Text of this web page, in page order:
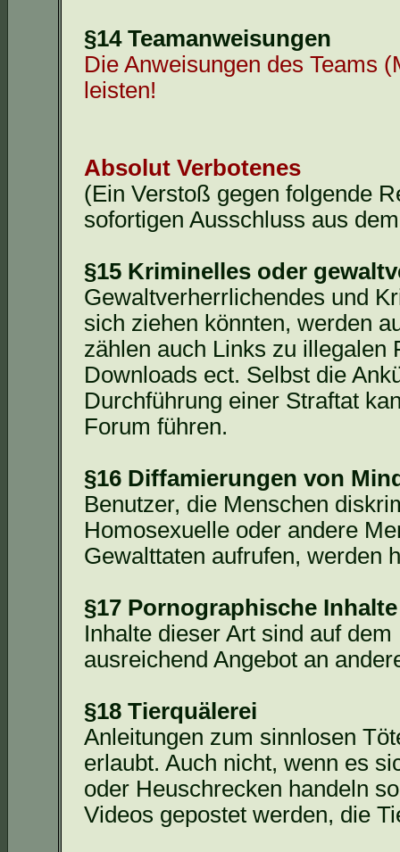
§14 Teamanweisungen
Die Anweisungen des Teams
leisten!
Absolut Verbotenes
(Ein Verstoß gegen folgende
sofortigen Ausschluss aus
§15 Kriminelles oder
Gewaltverherrlichendes und
sich ziehen könnten, werden
zählen auch Links zu illegalen
Downloads ect. Selbst die
Durchführung einer Straftat
Forum führen.
§16 Diffamierungen von
Benutzer, die Menschen
Homosexuelle oder andere
Gewalttaten aufrufen, werden
§17 Pornographische Inhalte
Inhalte dieser Art sind auf
ausreichend Angebot an
§18 Tierquälerei
Anleitungen zum sinnlosen
erlaubt. Auch nicht, wenn es
oder Heuschrecken handeln
Videos gepostet werden, die